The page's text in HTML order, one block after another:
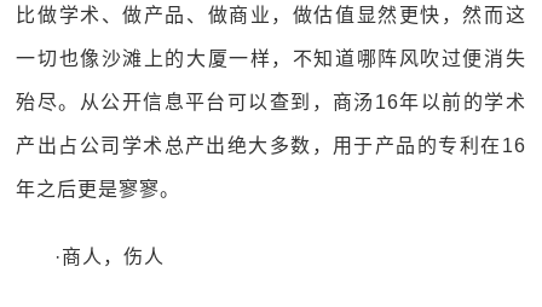
比做学术、做产品、做商业，做估值显然更快，然而这
一切也像沙滩上的大厦一样，不知道哪阵风吹过便消失
殆尽。从公开信息平台可以查到，商汤16年以前的学术
产出占公司学术总产出绝大多数，用于产品的专利在16
年之后更是寥寥。
·商人，伤人